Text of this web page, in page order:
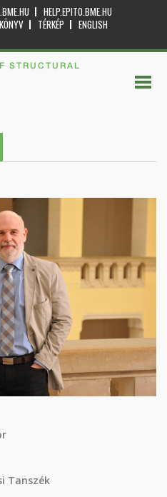
HELP.EPITO.BME.HU
TÉRKÉP
ENGLISH
STRUCTURAL
Tanszék